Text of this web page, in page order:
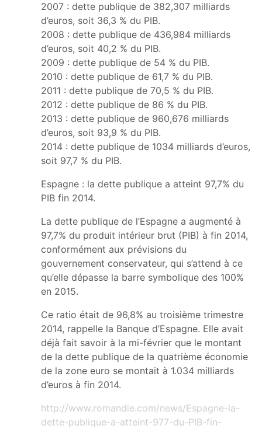
2007 : dette publique de 382,307 milliards
d’euros, soit 36,3 % du PIB.
2008 : dette publique de 436,984 milliards
d’euros, soit 40,2 % du PIB.
2009 : dette publique de 54 % du PIB.
2010 : dette publique de 61,7 % du PIB.
2011 : dette publique de 70,5 % du PIB.
2012 : dette publique de 86 % du PIB.
2013 : dette publique de 960,676 milliards
d’euros, soit 93,9 % du PIB.
2014 : dette publique de 1034 milliards d’euros,
soit 97,7 % du PIB.
Espagne : la dette publique a atteint 97,7% du
PIB fin 2014.
La dette publique de l’Espagne a augmenté à
97,7% du produit intérieur brut (PIB) à fin 2014,
conformément aux prévisions du
gouvernement conservateur, qui s’attend à ce
qu’elle dépasse la barre symbolique des 100%
en 2015.
Ce ratio était de 96,8% au troisième trimestre
2014, rappelle la Banque d’Espagne. Elle avait
déjà fait savoir à la mi-février que le montant
de la dette publique de la quatrième économie
de la zone euro se montait à 1.034 milliards
d’euros à fin 2014.
http://www.romandie.com/news/Espagne-la-
dette-publique-a-atteint-977-du-PIB-fin-